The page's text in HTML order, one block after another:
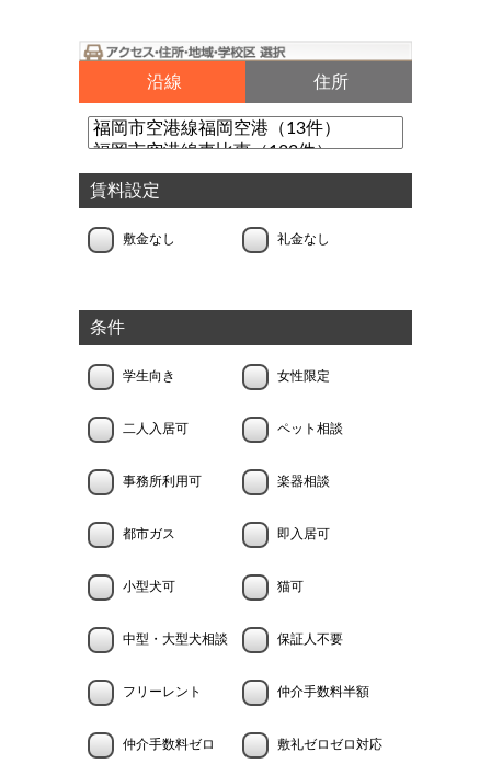
沿線 住所
賃料設定
敷金なし 礼金なし
条件
学生向き 女性限定
二人入居可 ペット相談
事務所利用可 楽器相談
都市ガス 即入居可
小型犬可 猫可
中型・大型犬相談 保証人不要
フリーレント 仲介手数料半額
仲介手数料ゼロ 敷礼ゼロゼロ対応